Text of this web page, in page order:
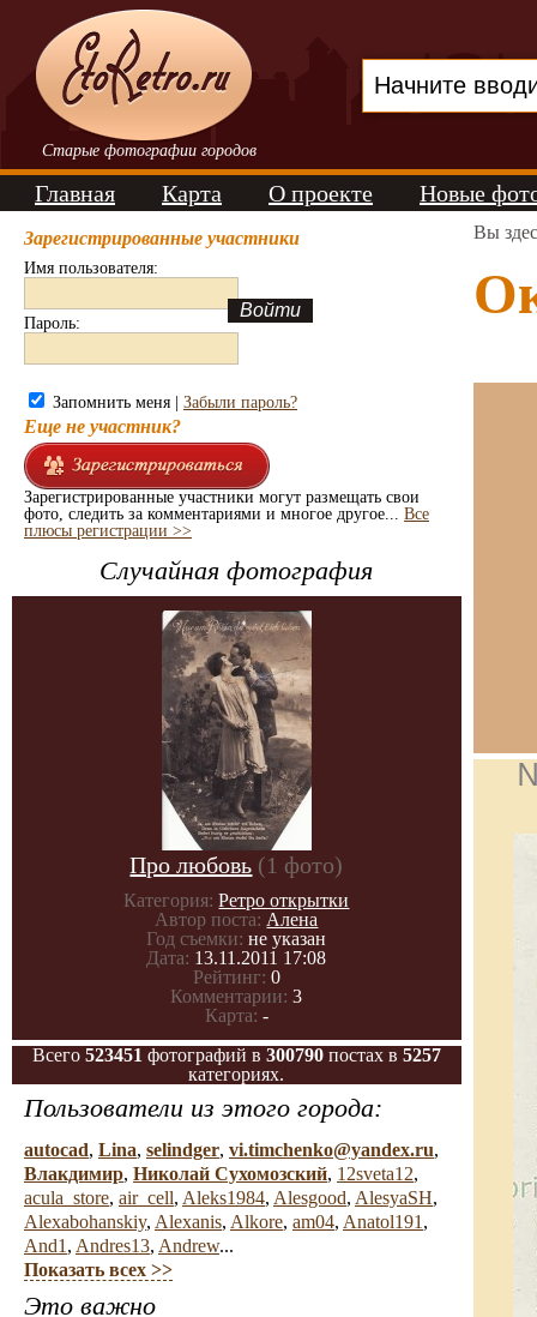
Старые фотографии городов
Главная Карта О проекте Новые
Зарегистрированные участники
Имя пользователя:
Пароль:
Запомнить меня | Забыли пароль?
Еще не участник?
Зарегистрированные участники могут размещать свои
фото, следить за комментариями и многое другое... Все
плюсы регистрации >>
Случайная фотография
Про любовь (1 фото)
Категория: Ретро открытки
Автор поста: Алена
Год съемки: не указан
Дата: 13.11.2011 17:08
Рейтинг: 0
Комментарии: 3
Карта: -
Всего 523451 фотографий в 300790 постах в 5257
категориях.
Пользователи из этого города:
autocad, Lina, selindger, vi.timchenko@yandex.ru,
Влакдимир, Николай Сухомозский, 12sveta12,
acula_store, air_cell, Aleks1984, Alesgood, AlesyaSH,
Alexabohanskiy, Alexanis, Alkore, am04, Anatol191 ,
And1 , Andres13, Andrew...
Показать всех >>
Это важно
Вы